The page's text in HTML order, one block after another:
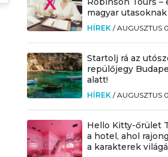
magyar utasoknak
HÍREK /AUGUSZTUS
Startolj rá az
repülőjegy
alatt!
HÍREK /AUGUSZTUS
Hello Kitty-őrület
a hotel, ahol
a karakterek